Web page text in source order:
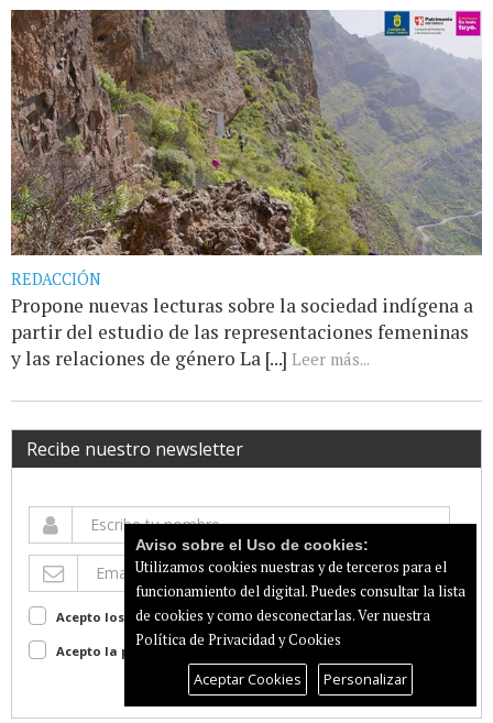
REDACCIÓN
Propone nuevas lecturas sobre la sociedad indígena a
partir del estudio de las representaciones femeninas
y las relaciones de género La [...] Leer más...
Recibe nuestro newsletter
Acepto los terminos de usoVer
Acepto la política de privacidad Ver
Suscribir
Aviso sobre el Uso de cookies:
Utilizamos cookies nuestras y de terceros para el
funcionamiento del digital. Puedes consultar la lista
de cookies y como desconectarlas.Ver nuestra
Política de Privacidad y Cookies
Aceptar Cookies Personalizar